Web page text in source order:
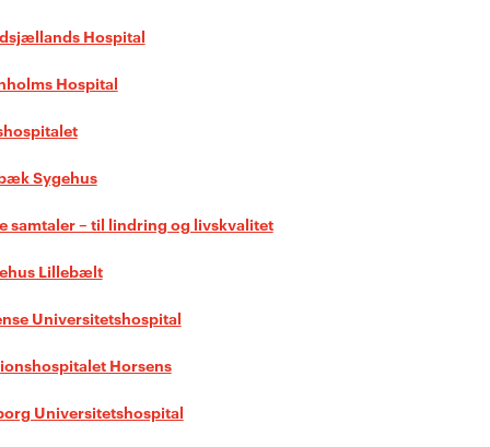
Hospital
Hospital
Sygehus
samtaler – til lindring og livskvalitet
Lillebælt
Universitetshospital
Horsens
Universitetshospital